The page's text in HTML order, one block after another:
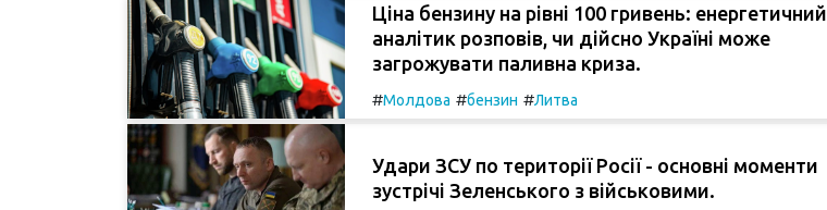
Ціна бензину на рівні 100 гривень: енергетичний
аналітик розповів, чи дійсно Україні може
загрожувати паливна криза.
#Молдова #бензин #Литва
Удари ЗСУ по території Росії - основні моменти
зустрічі Зеленського з військовими.